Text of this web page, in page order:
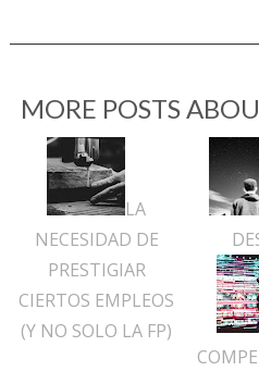
MORE POSTS
LA
NECESIDAD DE
PRESTIGIAR
CIERTOS EMPLEOS
(Y NO SOLO LA FP)